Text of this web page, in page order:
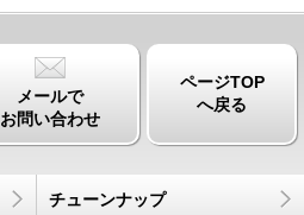
メールで
お問い合わせ
ページTOP
へ戻る
チューンナップ